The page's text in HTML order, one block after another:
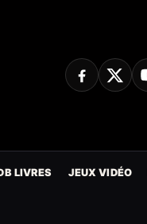
LIVRES JEUX VIDÉO